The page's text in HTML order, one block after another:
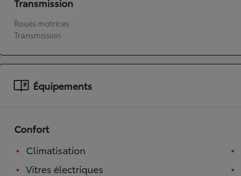
À partir de 19 700 €
Nouvelle Yaris Cross
HYBRIDE
Roues motrices
Transmission
Équipements
Confort
Climatisation
Vitres électriques